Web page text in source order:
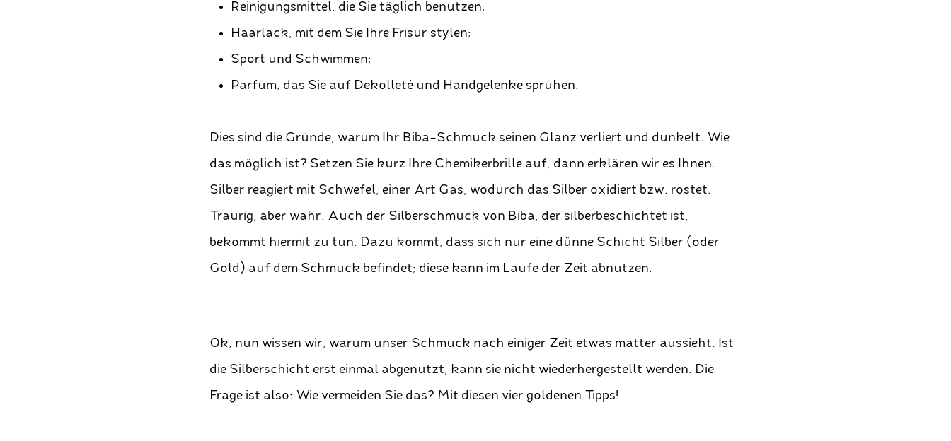
Reinigungsmittel, die Sie täglich benutzen;
Haarlack, mit dem Sie Ihre Frisur stylen;
Sport und Schwimmen;
Parfüm, das Sie auf Dekolleté und Handgelenke sprühen.
Dies sind die Gründe, warum Ihr Biba-Schmuck seinen Glanz verliert und dunkelt. Wie
das möglich ist? Setzen Sie kurz Ihre Chemikerbrille auf, dann erklären wir es Ihnen:
Silber reagiert mit Schwefel, einer Art Gas, wodurch das Silber oxidiert bzw. rostet.
Traurig, aber wahr. Auch der Silberschmuck von Biba, der silberbeschichtet ist,
bekommt hiermit zu tun. Dazu kommt, dass sich nur eine dünne Schicht Silber (oder
Gold) auf dem Schmuck befindet; diese kann im Laufe der Zeit abnutzen.
Ok, nun wissen wir, warum unser Schmuck nach einiger Zeit etwas matter aussieht. Ist
die Silberschicht erst einmal abgenutzt, kann sie nicht wiederhergestellt werden. Die
Frage ist also: Wie vermeiden Sie das? Mit diesen vier goldenen Tipps!